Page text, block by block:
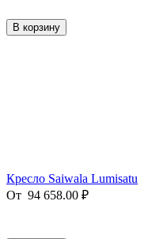
В корзину
Кресло Saiwala Lumisatu
От 94 658.00 ₽